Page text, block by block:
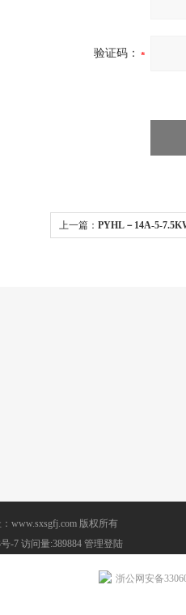
验证码：
上一篇： PYHL－14A-5-
www.sxsgfj.com 版权所有
-7 访问量:389884 管理登陆
浙公网安备